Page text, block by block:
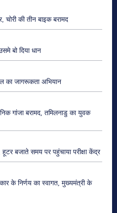
चोरी की तीन बाइक बरामद
बो दिया धान
का जागरूकता अभियान
गांजा बरामद, तमिलनाडु का युवक
हूटर बजाते समय पर पहुंचाया परीक्षा केंद्र
के निर्णय का स्वागत, मुख्यमंत्री के